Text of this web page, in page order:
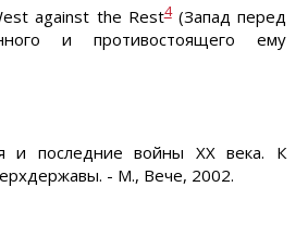
against the Rest4(Запад перед
и противостоящего ему
и последние войны XX века. К
- М., Вече, 2002.